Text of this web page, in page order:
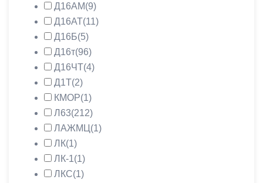
Д16АМ(9)
Д16АТ(11)
Д16Б(5)
Д16т(96)
Д16ЧТ(4)
Д1Т(2)
КМОР(1)
Л63(212)
ЛАЖМЦ (1)
ЛК(1)
ЛК-1(1)
ЛКС(1)